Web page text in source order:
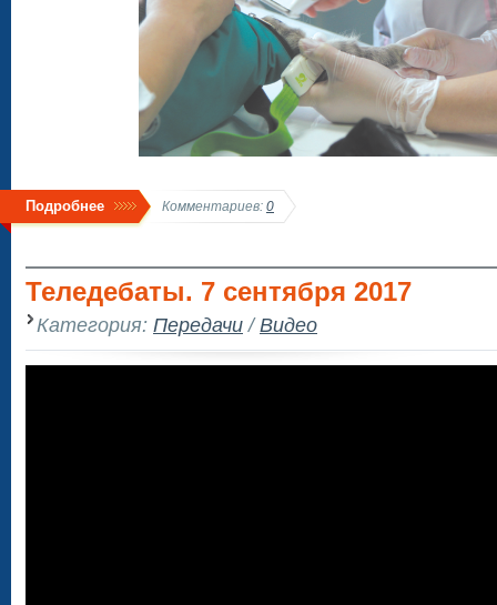
Подробнее Комментариев: 0
Теледебаты. 7 сентября 2017
Категория: Передачи/Видео